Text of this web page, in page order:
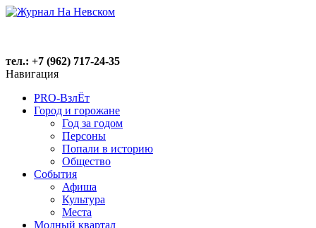
тел.: +7 (962) 717-24-35
Навигация
PRO-ВзлЁт
Город и горожане
Год за годом
Персоны
Попали в историю
Общество
События
Афиша
Культура
Места
Модный квартал